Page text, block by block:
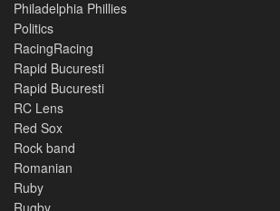
Philadelphia Phillies
Politics
RacingRacing
Rapid Bucuresti
Rapid Bucuresti
RC Lens
Red Sox
Rock band
Romanian
Ruby